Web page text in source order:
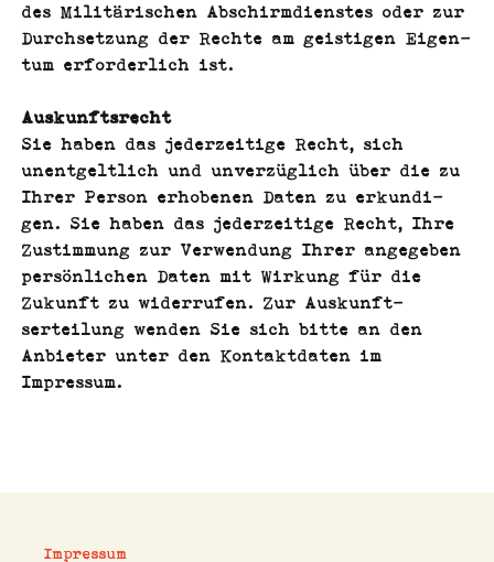
des Mil­itärischen Abschir­m­di­en­stes oder zur
Durch­set­zung der Rechte am geisti­gen Eigen­
tum erforder­lich ist.
Auskun­ft­srecht
Sie haben das jed­erzeit­ige Recht, sich
unent­geltlich und unverzüglich über die zu
Ihrer Per­son erhobe­nen Dat­en zu erkundi­
gen. Sie haben das jed­erzeit­ige Recht, Ihre
Zus­tim­mung zur Ver­wen­dung Ihrer angegeben
per­sön­lichen Dat­en mit Wirkung für die
Zukun­ft zu wider­rufen. Zur Auskun­ft­
serteilung wen­den Sie sich bitte an den
Anbi­eter unter den Kon­tak­t­dat­en im
Impressum.
Impressum